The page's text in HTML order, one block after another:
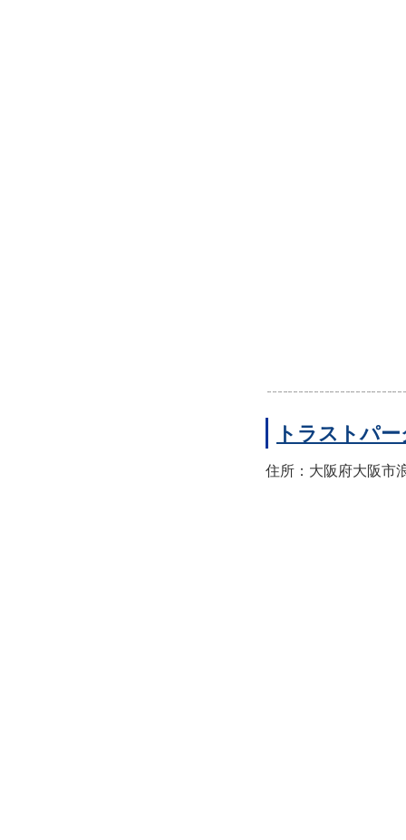
トラストパ
住所：大阪府大阪市